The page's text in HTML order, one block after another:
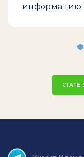
информацию
СТАТЬ